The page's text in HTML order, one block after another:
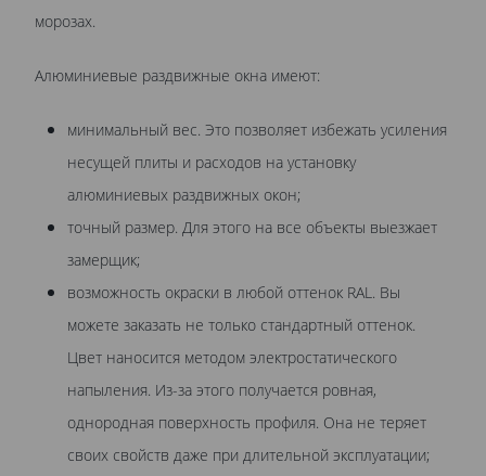
морозах.
Алюминиевые раздвижные окна имеют:
минимальный вес. Это позволяет избежать усиления
несущей плиты и расходов на установку
алюминиевых раздвижных окон;
точный размер. Для этого на все объекты выезжает
замерщик;
возможность окраски в любой оттенок RAL. Вы
можете заказать не только стандартный оттенок.
Цвет наносится методом электростатического
напыления. Из-за этого получается ровная,
однородная поверхность профиля. Она не теряет
своих свойств даже при длительной эксплуатации;